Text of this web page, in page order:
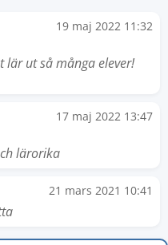
19 maj 2022 11:32
lär ut så många elever!
17 maj 2022 13:47
lärorika
21 mars 2021 10:41